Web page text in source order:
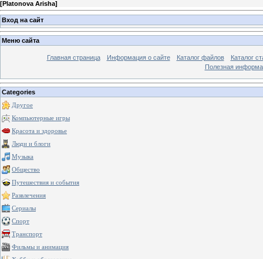
[Platonova Arisha]
Вход на сайт
Меню сайта
Главная страница Информация о сайте Каталог файлов
Каталог
Полезная
Categories
Другое
Компьютерные игры
Красота и здоровье
Люди и блоги
Музыка
Общество
Путешествия и события
Развлечения
Сериалы
Спорт
Транспорт
Фильмы и анимация